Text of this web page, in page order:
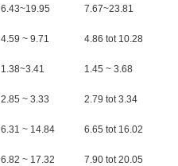
6.43~19.95 7.67~23.81
4.59 ~ 9.71 4.86 tot 10.28
1.38~3.41 1.45 ~ 3.68
2.85 ~ 3.33 2.79 tot 3.34
6.31 ~ 14.84 6.65 tot 16.02
6.82 ~ 17.32 7.90 tot 20.05